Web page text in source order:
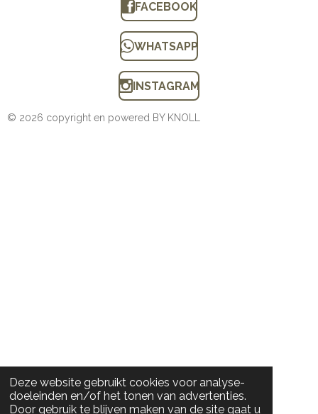
Deze website gebruikt cookies voor analyse-
doeleinden en/of het tonen van advertenties.
Door gebruik te blijven maken van de site gaat u
FACEBOOK
WHATSAPP
INSTAGRAM
© 2026 copyright en powered BY KNOLL